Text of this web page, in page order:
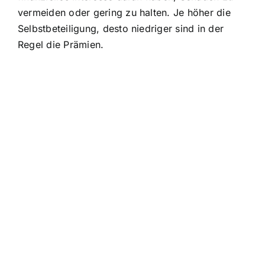
vermeiden oder gering zu halten. Je höher die
Selbstbeteiligung, desto niedriger sind in der
Regel die Prämien.